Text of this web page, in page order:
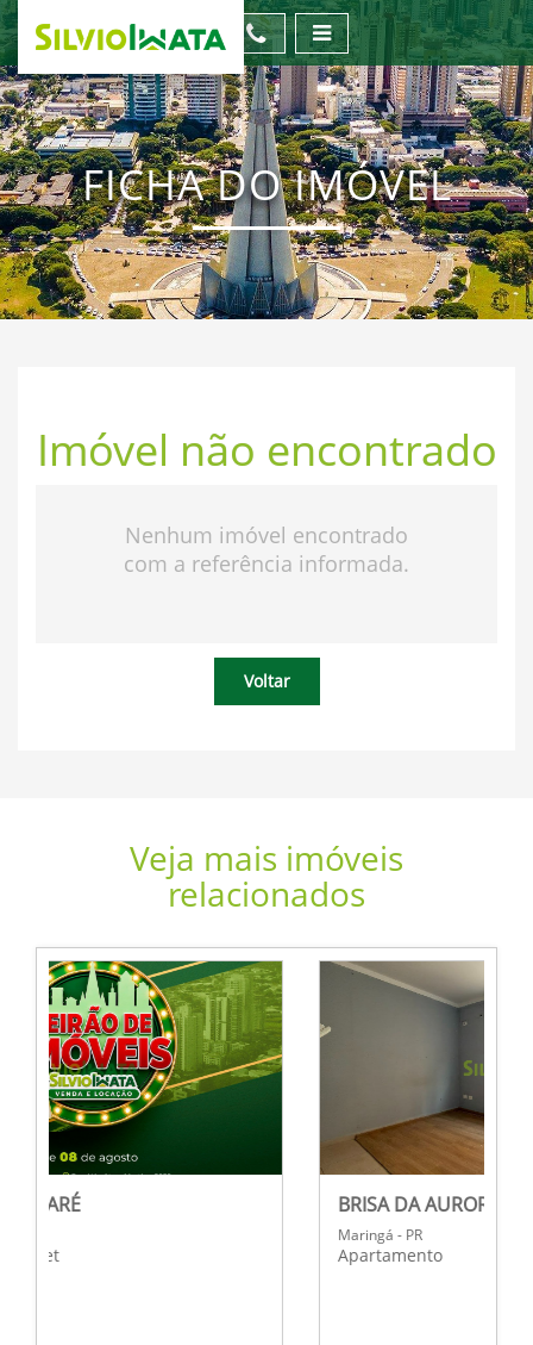
FICHA DO IMÓVEL
Imóvel não encontrado
Nenhum imóvel encontrado
com a referência informada.
Voltar
Veja mais imóveis
relacionados
BRISA DA AURORA
Apartamento